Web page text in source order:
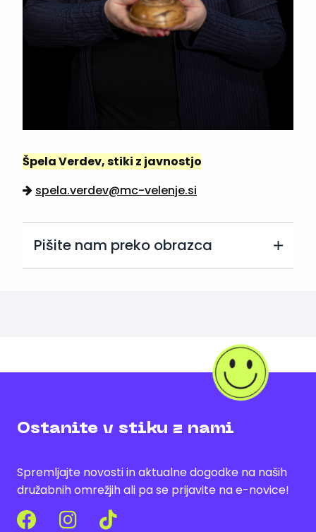
Špela Verdev, stiki z javnostjo
spela.verdev@mc-velenje.si
Pišite nam preko obrazca
Ostanite v stiku z nami
Spremljajte novosti in aktualne dogodke na naših
družabnih omrežjih ali pa se prijavite na e-novice!